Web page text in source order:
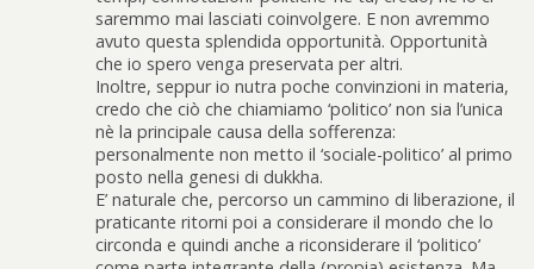
saremmo mai lasciati coinvolgere. E non avremmo
avuto questa splendida opportunità. Opportunità
che io spero venga preservata per altri.
Inoltre, seppur io nutra poche convinzioni in materia,
credo che ciò che chiamiamo ‘politico’ non sia l’unica
nè la principale causa della sofferenza:
personalmente non metto il ‘sociale-politico’ al primo
posto nella genesi di dukkha.
E’ naturale che, percorso un cammino di liberazione, il
praticante ritorni poi a considerare il mondo che lo
circonda e quindi anche a riconsiderare il ‘politico’